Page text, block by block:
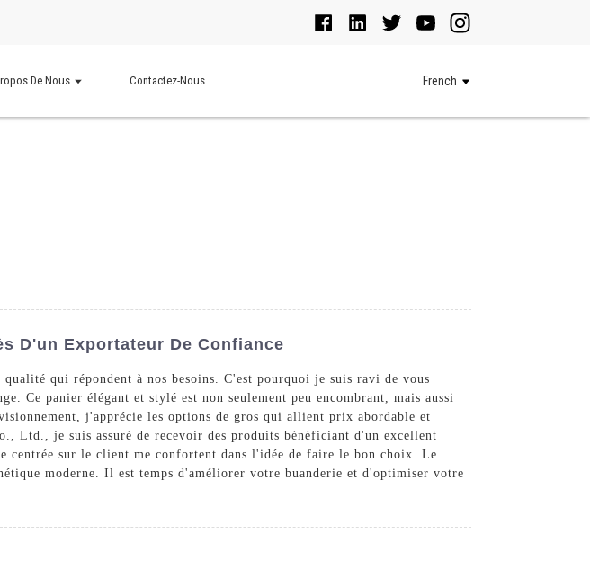
De Nous Contactez-Nous French
D'un Exportateur De Confiance
qui répondent à nos besoins. C'est pourquoi je suis ravi de vous
Ce panier élégant et stylé est non seulement peu encombrant, mais aussi
j'apprécie les options de gros qui allient prix abordable et
Ltd., je suis assuré de recevoir des produits bénéficiant d'un excellent
centrée sur le client me confortent dans l'idée de faire le bon choix. Le
moderne. Il est temps d'améliorer votre buanderie et d'optimiser votre